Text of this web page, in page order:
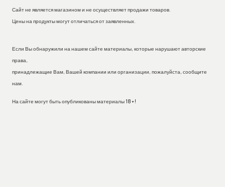
Сайт не является магазином и не осуществляет продажи товаров.
Цены на продукты могут отличаться от заявленных.
Если Вы обнаружили на нашем сайте материалы, которые нарушают авторские
права,
принадлежащие Вам, Вашей компании или организации, пожалуйста, сообщите
нам.
На сайте могут быть опубликованы материалы 18+!